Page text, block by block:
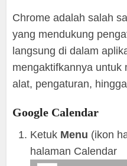
Chrome adalah salah
yang mendukung
langsung di dalam
mengaktifkannya untuk
alat, pengaturan,
Google Calendar
Ketuk Menu (ikon
halaman Calendar